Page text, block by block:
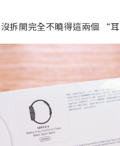
拆開完全不曉得這兩個 “